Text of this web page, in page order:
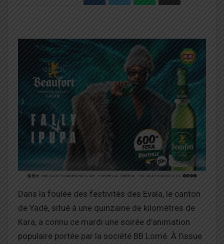
Dans la foulée des festivités des Evala, le canton
de Yadè, situé à une quinzaine de kilomètres de
Kara, a connu ce mardi une soirée d’animation
populaire portée par la société BB Lomé. À l’issue